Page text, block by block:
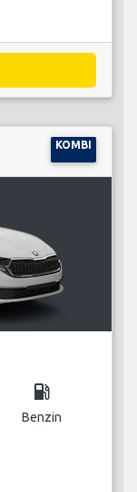
KOMBI
local_gas_station
Benzin